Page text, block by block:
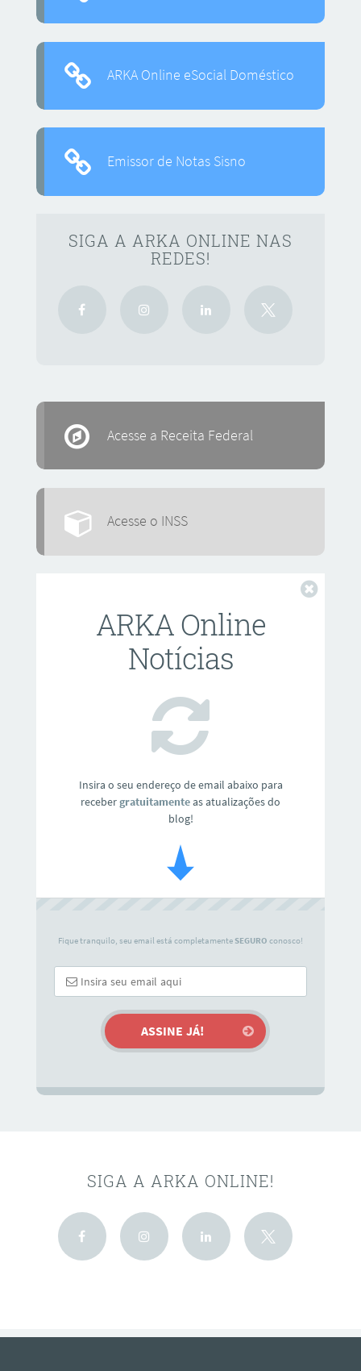
ARKA Online eSocial Doméstico
Emissor de Notas Sisno
SIGA A ARKA ONLINE NAS
REDES!
Acesse a Receita Federal
Acesse o INSS
ARKA Online
Notícias
Insira o seu endereço de email abaixo para
recebergratuitamenteas atualizações do
blog!
Fique tranquilo, seu email está completamente SEGURO conosco!
SIGA A ARKA ONLINE!